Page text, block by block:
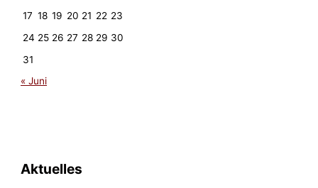
17 18 19 20 21 22 23
24 25 26 27 28 29 30
31
« Juni
Aktuelles